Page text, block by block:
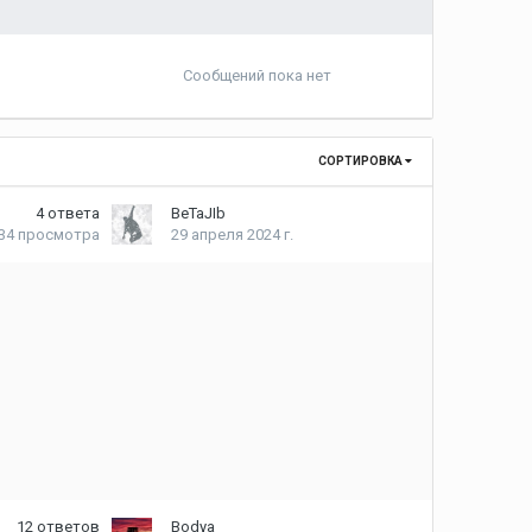
Сообщений пока нет
СОРТИРОВКА
4 ответа
просмотра
BeTaJIb
29 апреля 2024 г.
12 ответов Bodya